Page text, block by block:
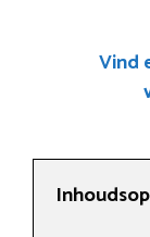
Vind